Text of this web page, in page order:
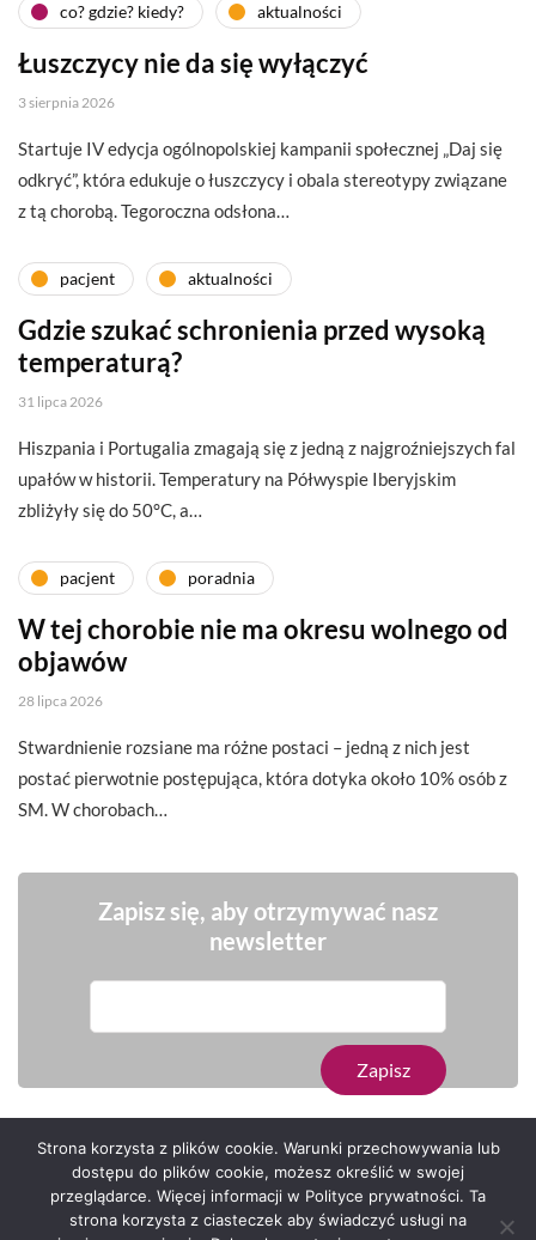
co? gdzie? kiedy? aktualności
Łuszczycy nie da się wyłączyć
3 sierpnia 2026
Startuje IV edycja ogólnopolskiej kampanii społecznej „Daj się
odkryć”, która edukuje o łuszczycy i obala stereotypy związane
z tą chorobą. Tegoroczna odsłona…
pacjent aktualności
Gdzie szukać schronienia przed wysoką
temperaturą?
31 lipca 2026
Hiszpania i Portugalia zmagają się z jedną z najgroźniejszych fal
upałów w historii. Temperatury na Półwyspie Iberyjskim
zbliżyły się do 50°C, a…
pacjent poradnia
W tej chorobie nie ma okresu wolnego od
objawów
28 lipca 2026
Stwardnienie rozsiane ma różne postaci – jedną z nich jest
postać pierwotnie postępująca, która dotyka około 10% osób z
SM. W chorobach…
Zapisz się, aby otrzymywać nasz
newsletter
Serwis zaprojektował Grzegorz Sztank .
Strona korzysta z plików cookie. Warunki przechowywania lub
dostępu do plików cookie, możesz określić w swojej
przeglądarce. Więcej informacji w Polityce prywatności. Ta
strona korzysta z ciasteczek aby świadczyć usługi na